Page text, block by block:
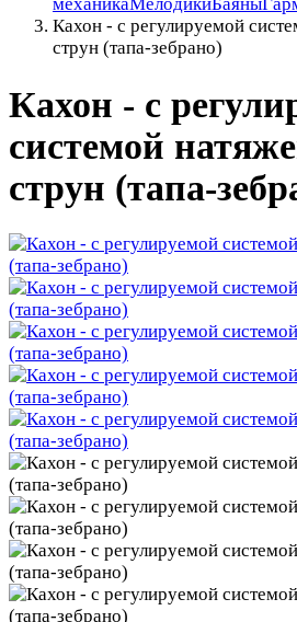
Кахон - с регулируемой
струн (тапа-зебрано)
Кахон - с
системой
струн (тапа-